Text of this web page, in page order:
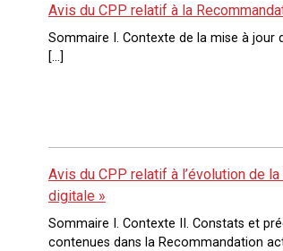
Avis du CPP relatif à la
Sommaire I. Contexte de la mise à jour
[…]
Avis du CPP relatif à l’évolution de
digitale »
Sommaire I. Contexte II. Constats et
contenues dans la Recommandation